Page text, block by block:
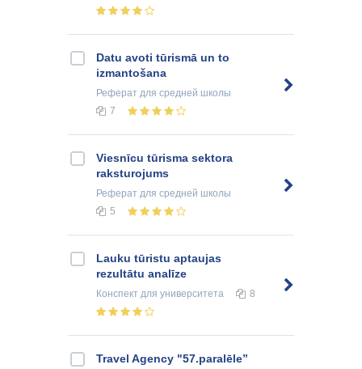
Datu avoti tūrismā un to
izmantošana
Реферат для средней школы
7
Viesnīcu tūrisma sektora
raksturojums
Реферат для средней школы
5
Lauku tūristu aptaujas
rezultātu analīze
Конспект для университета 8
Travel Agency "57.paralēle”